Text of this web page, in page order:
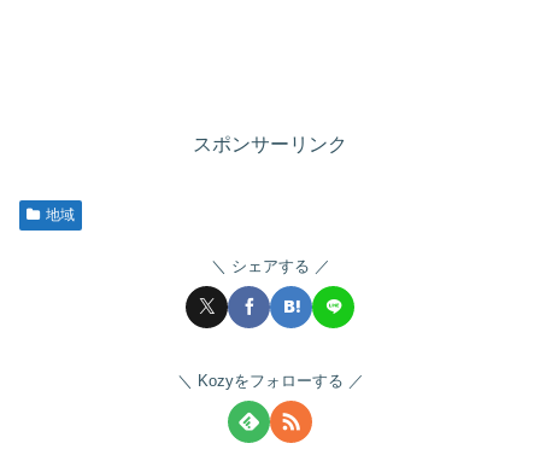
スポンサーリンク
地域
シェアする
Kozyをフォローする